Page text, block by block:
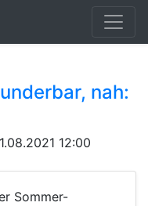
nah:
12:00
Sommer-